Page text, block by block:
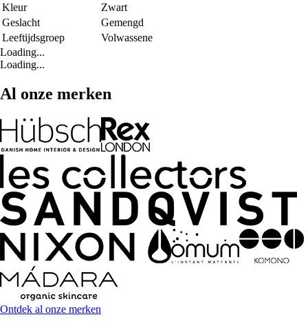
Kleur
Zwart
Geslacht
Gemengd
Leeftijdsgroep
Volwassene
Loading...
Loading...
Al onze merken
Ontdek al onze merken